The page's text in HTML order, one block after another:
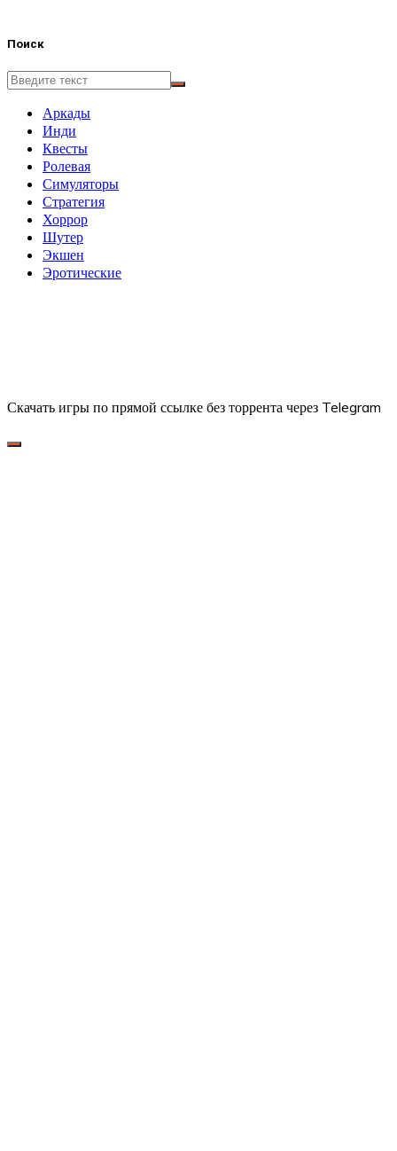
Поиск
Аркады
Инди
Квесты
Ролевая
Симуляторы
Стратегия
Хоррор
Шутер
Экшен
Эротические
Скачать игры по прямой ссылке без торрента через Telegram